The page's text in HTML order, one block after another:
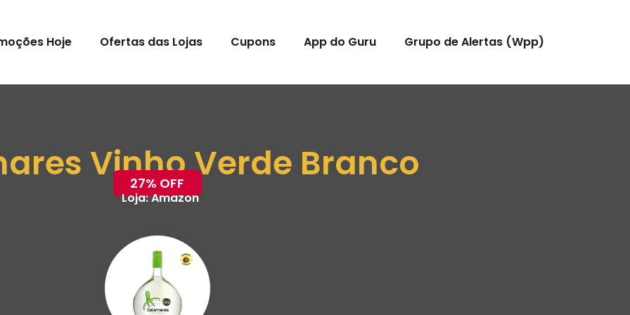
Hoje Ofertas das Lojas Cupons App do Guru Grupo de Alertas (Wpp)
Vinho Verde Branco
27% OFF
Loja:Amazon